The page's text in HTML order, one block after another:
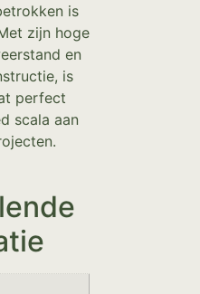
is
zijn hoge
en
is
perfect
scala aan